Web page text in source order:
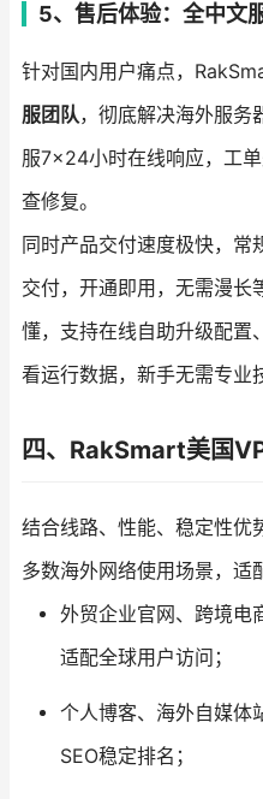
5、售后体验：全中文
针对国内用户痛点，
服团队，彻底解决海外服务
服7×24小时在线响应，工
查修复。
同时产品交付速度极快，
交付，开通即用，无需漫长
懂，支持在线自助升级配置
看运行数据，新手无需专业
四、RakSmart美国
结合线路、性能、稳定性优
多数海外网络使用场景，适
外贸企业官网、跨境电
适配全球用户访问；
个人博客、海外自媒体
SEO稳定排名；